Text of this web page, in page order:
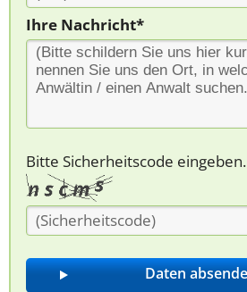
Ihre Nachricht*
Bitte Sicherheitscode eingeben.